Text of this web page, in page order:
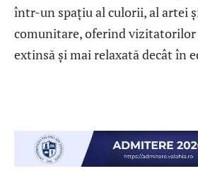
într-un spațiu al culorii, al artei
comunitare, oferind vizitatorilor
extinsă și mai relaxată decât în